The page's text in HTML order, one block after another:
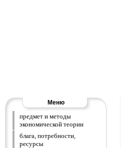
Меню
предмет и методы
экономической теории
блага, потребности,
ресурсы